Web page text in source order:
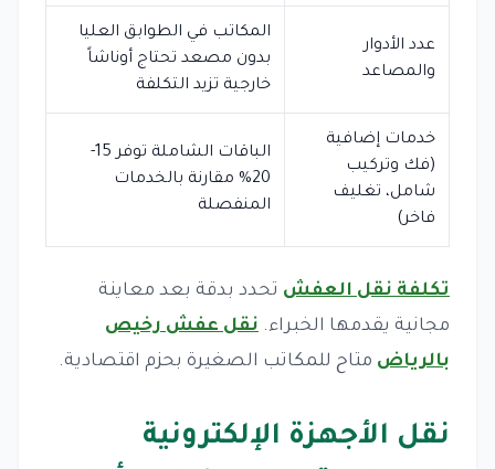
عدد الأدوار
والمصاعد
المكاتب في الطوابق العليا
بدون مصعد تحتاج أوناشاً
خارجية تزيد التكلفة
خدمات إضافية
(فك وتركيب
شامل، تغليف
فاخر)
الباقات الشاملة توفر 15-
20% مقارنة بالخدمات
المنفصلة
تكلفة نقل العفش تحدد بدقة بعد معاينة
مجانية يقدمها الخبراء. نقل عفش رخيص
بالرياض متاح للمكاتب الصغيرة بحزم اقتصادية.
نقل الأجهزة الإلكترونية